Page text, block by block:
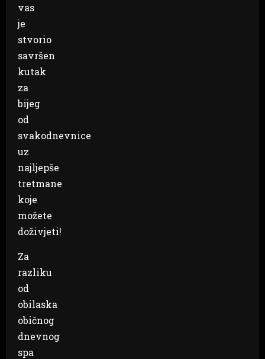
vas
je
stvorio
savršen
kutak
za
bijeg
od
svakodnevnice
uz
najljepše
tretmane
koje
možete
doživjeti!
Za
razliku
od
obilaska
običnog
dnevnog
spa